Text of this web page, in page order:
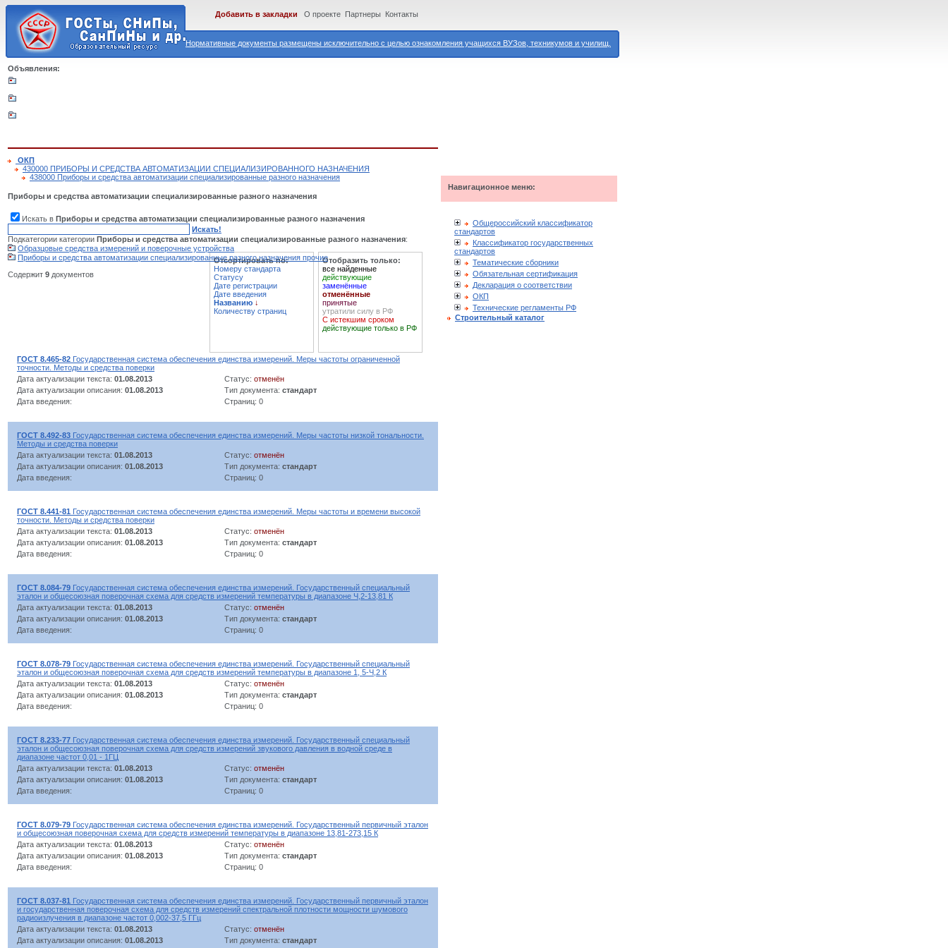
Нормативные документы размещены исключительно с целью ознакомления учащихся ВУЗов, техникумов и училищ.
Добавить в закладки О проекте Партнеры Контакты
Объявления:
ОКП
430000 ПРИБОРЫ И СРЕДСТВА АВТОМАТИЗАЦИИ СПЕЦИАЛИЗИРОВАННОГО НАЗНАЧЕНИЯ
438000 Приборы и средства автоматизации специализированные разного назначения
Приборы и средства автоматизации специализированные разного назначения
Искать в Приборы и средства автоматизации специализированные разного назначения
Искать!
Подкатегории категории Приборы и средства автоматизации специализированные разного назначения:
Образцовые средства измерений и поверочные устройства
Приборы и средства автоматизации специализированные разного назначения прочие
Содержит 9 документов
Отсортировать по:
Номеру стандарта
Статусу
Дате регистрации
Дате введения
Названию ↓
Количеству страниц
Отобразить только:
все найденные
действующие
заменённые
отменённые
принятые
утратили силу в РФ
С истекшим сроком
действующие только в РФ
ГОСТ 8.465-82 Государственная система обеспечения единства измерений. Меры частоты ограниченной
точности. Методы и средства поверки
Дата актуализации текста: 01.08.2013 Статус: отменён
Дата актуализации описания: 01.08.2013 Тип документа: стандарт
Дата введения:
Страниц: 0
ГОСТ 8.492-83 Государственная система обеспечения единства измерений. Меры частоты низкой тональности.
Методы и средства поверки
Дата актуализации текста: 01.08.2013 Статус: отменён
Дата актуализации описания: 01.08.2013 Тип документа: стандарт
Дата введения:
Страниц: 0
ГОСТ 8.441-81 Государственная система обеспечения единства измерений. Меры частоты и времени высокой
точности. Методы и средства поверки
Дата актуализации текста: 01.08.2013 Статус: отменён
Дата актуализации описания: 01.08.2013 Тип документа: стандарт
Дата введения:
Страниц: 0
ГОСТ 8.084-79 Государственная система обеспечения единства измерений. Государственный специальный
эталон и общесоюзная поверочная схема для средств измерений температуры в диапазоне Ч,2-13,81 К
Дата актуализации текста: 01.08.2013 Статус: отменён
Дата актуализации описания: 01.08.2013 Тип документа: стандарт
Дата введения:
Страниц: 0
ГОСТ 8.078-79 Государственная система обеспечения единства измерений. Государственный специальный
эталон и общесоюзная поверочная схема для средств измерений температуры в диапазоне 1, 5-Ч,2 К
Дата актуализации текста: 01.08.2013 Статус: отменён
Дата актуализации описания: 01.08.2013 Тип документа: стандарт
Дата введения:
Страниц: 0
ГОСТ 8.233-77 Государственная система обеспечения единства измерений. Государственный специальный
эталон и общесоюзная поверочная схема для средств измерений звукового давления в водной среде в
диапазоне частот 0,01 - 1ГЦ
Дата актуализации текста: 01.08.2013 Статус: отменён
Дата актуализации описания: 01.08.2013 Тип документа: стандарт
Дата введения:
Страниц: 0
ГОСТ 8.079-79 Государственная система обеспечения единства измерений. Государственный первичный эталон
и общесоюзная поверочная схема для средств измерений температуры в диапазоне 13,81-273,15 К
Дата актуализации текста: 01.08.2013 Статус: отменён
Дата актуализации описания: 01.08.2013 Тип документа: стандарт
Дата введения:
Страниц: 0
ГОСТ 8.037-81 Государственная система обеспечения единства измерений. Государственный первичный эталон
и государственная поверочная схема для средств измерений спектральной плотности мощности шумового
радиоизлучения в диапазоне частот 0,002-37,5 ГГц
Дата актуализации текста: 01.08.2013 Статус: отменён
Дата актуализации описания: 01.08.2013 Тип документа: стандарт
Навигационное меню:
Общероссийский классификатор
стандартов
Классификатор государственных
стандартов
Тематические сборники
Обязательная сертификация
Декларация о соответствии
ОКП
Технические регламенты РФ
Строительный каталог